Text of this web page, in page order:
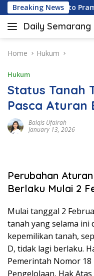
Skip
to
content
Breaking News
dan Ardhito
Daily Semarang
"Semarang
Ini:
Terkini
untuk
Anda"
Home Hukum
Hukum
Status Tanah
Pasca Aturan
Balqis Ufairah
January 13, 2026
Perubahan
Berlaku Mulai 2
Mulai tanggal 2
tanah yang selama ini
kepemilikan tanah,
D, tidak lagi berlaku.
Pemerintah Nomor
Pengelolaan, Hak